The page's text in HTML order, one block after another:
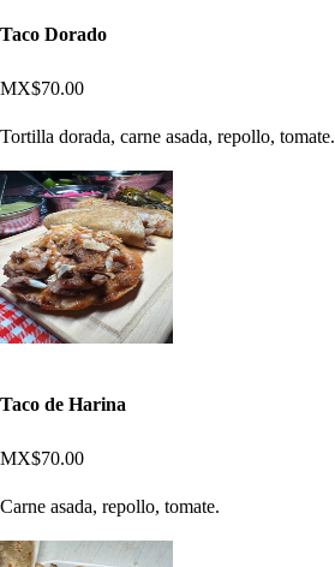
Taco Dorado
MX$70.00
Tortilla dorada, carne asada, repollo, tomate.
Taco de Harina
MX$70.00
Carne asada, repollo, tomate.